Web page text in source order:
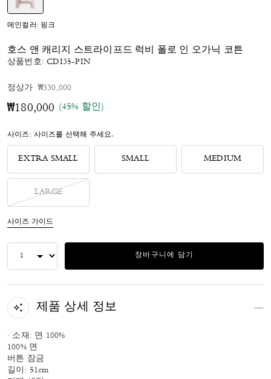
메인컬러: 핑크
호스 앤 캐리지 스트라이프드 럭비 폴로 인 오가닉 코튼
상품번호:CDI35-PIN
정상가 가격 인하 전
₩330,000인하됨
₩180,000 (45% 할인)
사이즈: 사이즈를 선택해 주세요.
EXTRA SMALL SMALL MEDIUM
LARGE
사이즈 가이드
장바구니에 담기
제품 상세 정보
· 소재: 면 100%
100% 면
버튼 잠금
길이: 51cm